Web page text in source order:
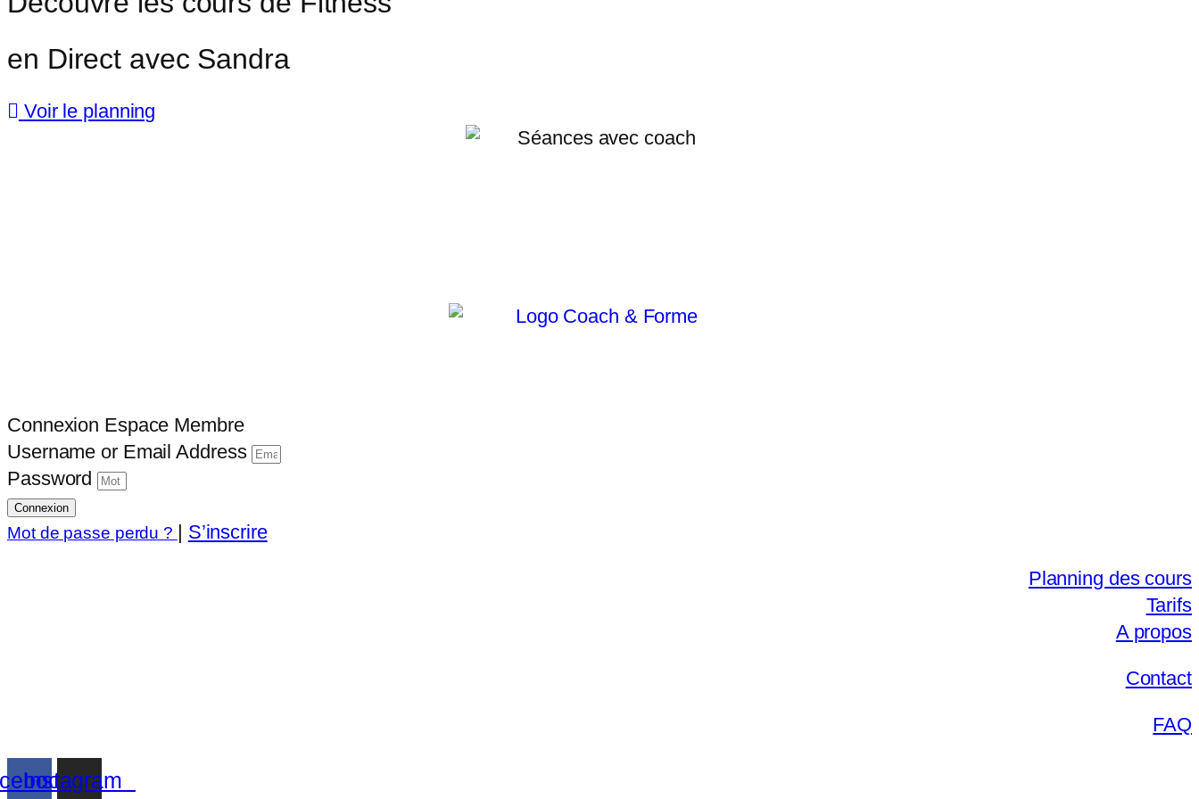
en Direct avec Sandra
Voir le planning
Connexion Espace Membre
Username or Email Address
Password
Connexion
Mot de passe perdu ? S’inscrire
Planning des cours
Tarifs
A propos
Contact
FAQ
Instagram